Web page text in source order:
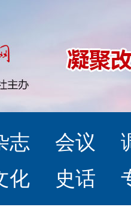
志 会议
化
史话